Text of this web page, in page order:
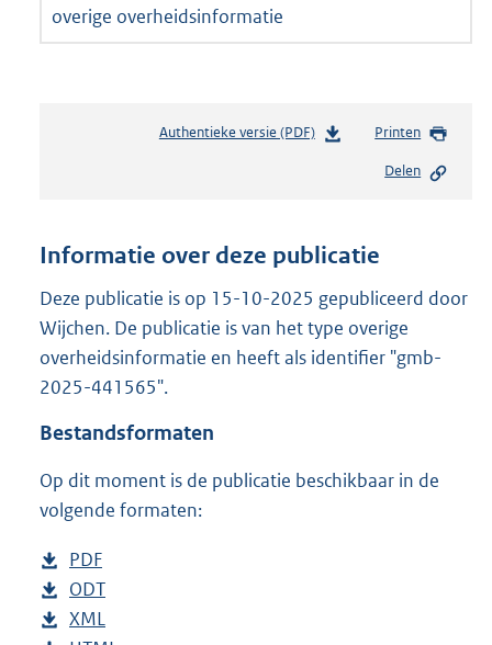
overige overheidsinformatie
Authentieke versie (PDF)b
n
s
r
o
:
Printen
Delen
Informatie over deze publicatie
Deze publicatie is op 15-10-2025 gepubliceerd door
Wijchen. De publicatie is van het type overige
overheidsinformatie en heeft als identifier "gmb-
2025-441565".
Bestandsformaten
Op dit moment is de publicatie beschikbaar in de
volgende formaten:
D
o
w
PDF
e
s
D
o
ODT
D
XML